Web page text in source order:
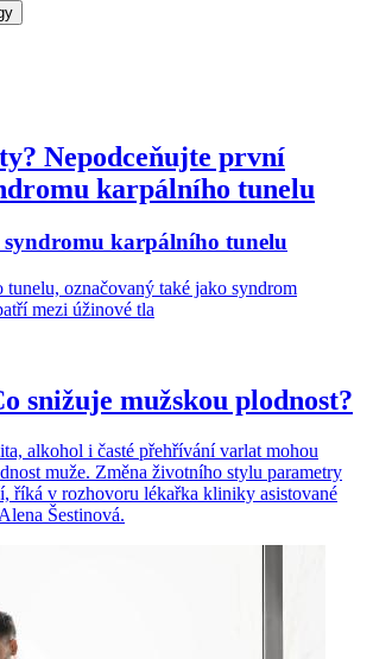
Nepodceňujte první
karpálního tunelu
karpálního tunelu
tunelu, označovaný také jako syndrom
mezi úžinové tla
snižuje mužskou plodnost?
alkohol i časté přehřívání varlat mohou
muže. Změna životního stylu parametry
říká v rozhovoru lékařka kliniky asistované
Šestinová.